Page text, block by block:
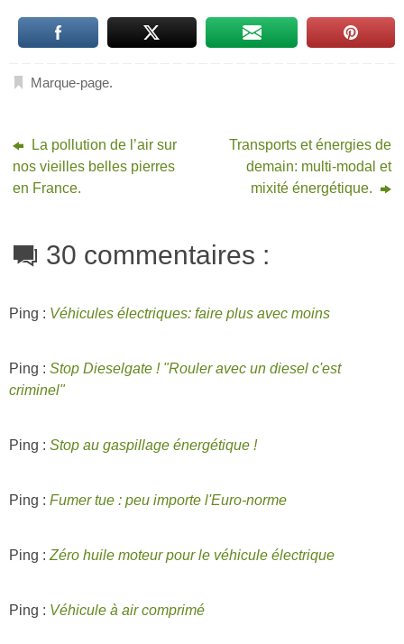
Marque-page.
La pollution de l’air sur
nos vieilles belles pierres
en France.
Transports et énergies de
demain: multi-modal et
mixité énergétique.
30 commentaires :
Ping : Véhicules électriques: faire plus avec moins
Ping : Stop Dieselgate ! "Rouler avec un diesel c'est
criminel"
Ping : Stop au gaspillage énergétique !
Ping : Fumer tue : peu importe l'Euro-norme
Ping : Zéro huile moteur pour le véhicule électrique
Ping : Véhicule à air comprimé